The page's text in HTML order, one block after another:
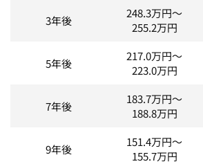
3年後 248.3万円～
255.2万円
5年後 217.0万円～
223.0万円
7年後 183.7万円～
188.8万円
9年後 151.4万円～
155.7万円